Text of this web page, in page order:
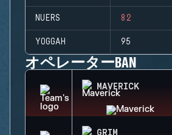
NUERS 82
YOGGAH 95
オペレーターBAN
MAVERICK